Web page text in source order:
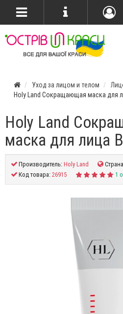
Уход за лицом и телом
Holy Land Сокращающая маска для
Holy Land
маска для лица
Производитель:Holy Land
Код товара:26915 1